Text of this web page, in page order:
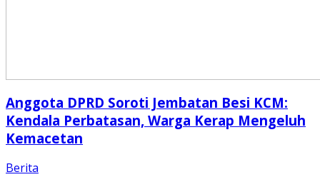
Anggota DPRD Soroti Jembatan Besi KCM:
Kendala Perbatasan, Warga Kerap Mengeluh
Kemacetan
Berita